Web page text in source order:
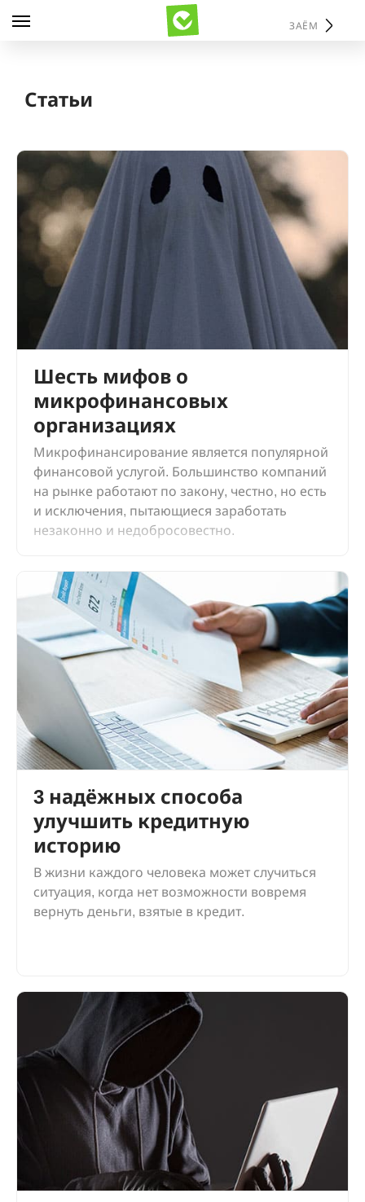
ЗАЁМ
Статьи
Шесть мифов о
микрофинансовых
организациях
Микрофинансирование является популярной
финансовой услугой. Большинство компаний
на рынке работают по закону, честно, но есть
и исключения, пытающиеся заработать
незаконно и недобросовестно.
3 надёжных способа
улучшить кредитную
историю
В жизни каждого человека может случиться
ситуация, когда нет возможности вовремя
вернуть деньги, взятые в кредит.